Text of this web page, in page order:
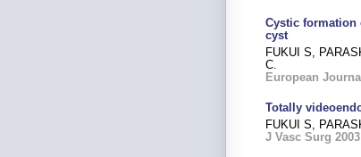
Cystic formation
cyst
FUKUI S,
C.
European
Totally
FUKUI S,
J Vasc Surg